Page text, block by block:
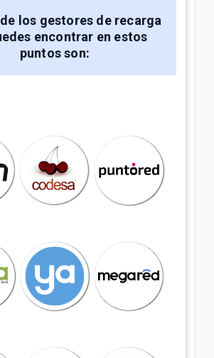
los gestores de recarga
encontrar en estos
puntos son: